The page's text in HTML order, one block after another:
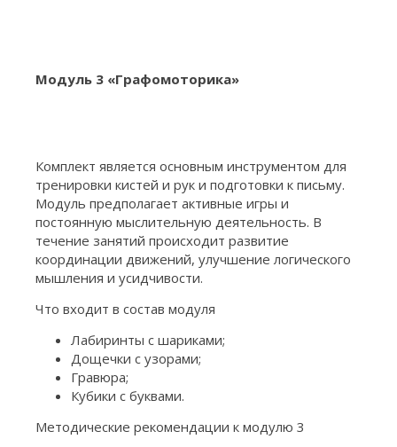
Модуль 3 «Графомоторика»
Комплект является основным инструментом для
тренировки кистей и рук и подготовки к письму.
Модуль предполагает активные игры и
постоянную мыслительную деятельность. В
течение занятий происходит развитие
координации движений, улучшение логического
мышления и усидчивости.
Что входит в состав модуля
Лабиринты с шариками;
Дощечки с узорами;
Гравюра;
Кубики с буквами.
Методические рекомендации к модулю 3